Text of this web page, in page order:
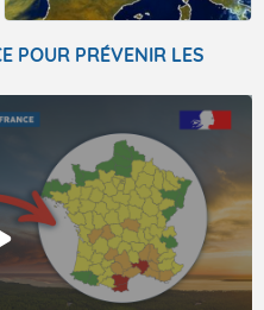
POUR PRÉVENIR LES